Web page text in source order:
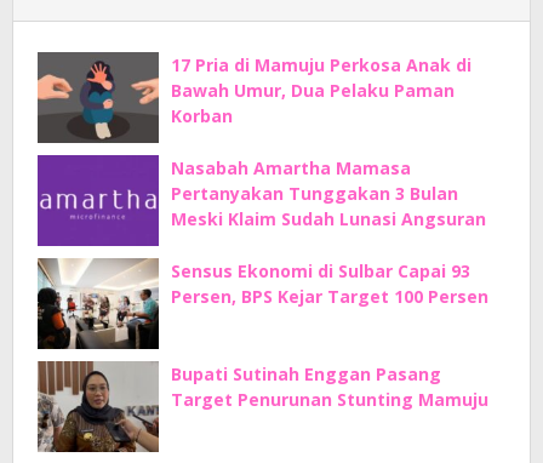
17 Pria di Mamuju Perkosa Anak di
Bawah Umur, Dua Pelaku Paman
Korban
Nasabah Amartha Mamasa
Pertanyakan Tunggakan 3 Bulan
Meski Klaim Sudah Lunasi Angsuran
Sensus Ekonomi di Sulbar Capai 93
Persen, BPS Kejar Target 100 Persen
Bupati Sutinah Enggan Pasang
Target Penurunan Stunting Mamuju